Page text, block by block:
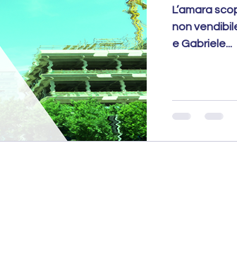
Vendere Casa Errori da
Errori da Evitare Preparazione
Strategia di Vendita
L’amara
non
e Gabriele...